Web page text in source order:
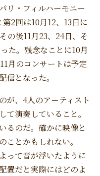
リ・フィルハーモニー
2回は10月12、13日に
の後11月23、24日、そ
た。残念なことに10月
月のコンサートは予定
信となった。
が、4人のアーティスト
て演奏していること。
るのだ。確かに映像と
ことかもしれない。
って音が浮いたように
置だと実際にはどのよ